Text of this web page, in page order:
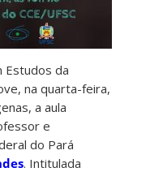
Estudos da
na quarta-feira,
a aula
e
do Pará
. Intitulada